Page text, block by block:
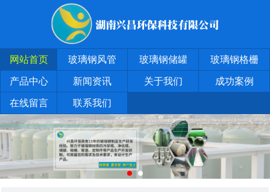
网站首页 玻璃钢风管 玻璃钢储罐 玻璃钢格栅
产品中心 新闻资讯 关于我们 成功案例
在线留言 联系我们